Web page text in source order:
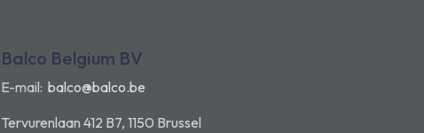
Balco Belgium BV
E-mail: balco@balco.be
Tervurenlaan 412 B7, 1150 Brussel